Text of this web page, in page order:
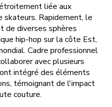
liée aux
skateurs. Rapidement, le
de diverses sphères
hip-hop sur la côte Est,
Cadre professionnel
avec plusieurs
intégré des éléments
témoignant de l'impact
couture.